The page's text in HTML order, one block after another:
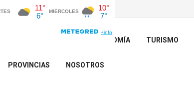
ECONOMÍA TURISMO
PROVINCIAS NOSOTROS